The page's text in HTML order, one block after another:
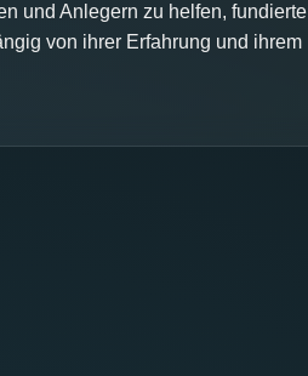
und Anlegern zu helfen, fundierte
von ihrer Erfahrung und ihrem